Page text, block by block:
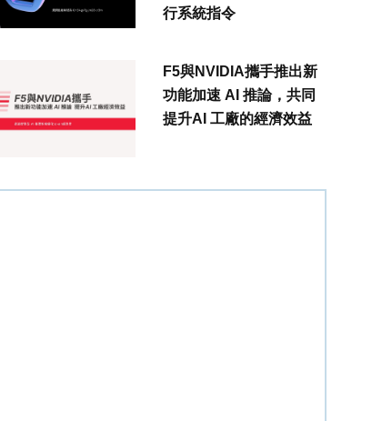
行系統指令
F5與NVIDIA攜手推出新
功能加速 AI 推論，共同
提升AI 工廠的經濟效益